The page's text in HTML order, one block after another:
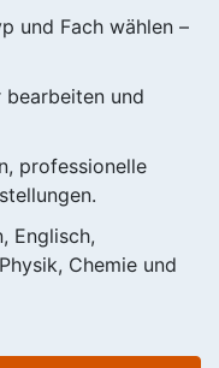
und Fach wählen –
und
professionelle
Englisch,
Chemie und